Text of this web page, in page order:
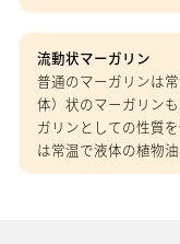
流動状マーガリン
普通のマーガリンは
体）状のマーガリン
ガリンとしての性質
は常温で液体の植物油